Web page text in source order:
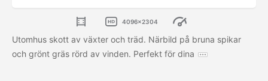
4096x2304
Utomhus skott av växter och träd. Närbild på bruna spikar
och grönt gräs rörd av vinden. Perfekt för dina